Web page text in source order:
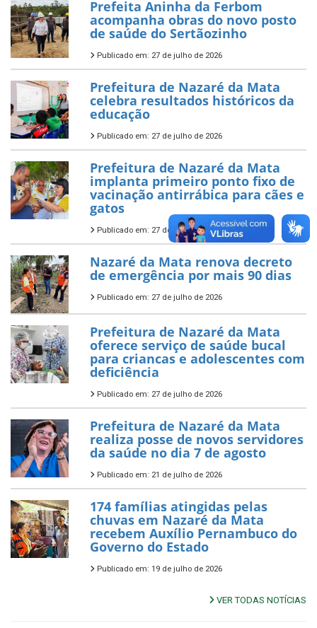
Prefeita Aninha da Ferbom
acompanha obras do novo posto
de saúde do Sertãozinho
Publicado em: 27 de julho de 2026
Prefeitura de Nazaré da Mata
celebra resultados históricos da
educação
Publicado em: 27 de julho de 2026
Prefeitura de Nazaré da Mata
implanta primeiro ponto fixo de
vacinação antirrábica para cães e
gatos
Publicado em: 27 de julho de 2026
Nazaré da Mata renova decreto
de emergência por mais 90 dias
Publicado em: 27 de julho de 2026
Prefeitura de Nazaré da Mata
oferece serviço de saúde bucal
para criancas e adolescentes com
deficiência
Publicado em: 27 de julho de 2026
Prefeitura de Nazaré da Mata
realiza posse de novos servidores
da saúde no dia 7 de agosto
Publicado em: 21 de julho de 2026
174 famílias atingidas pelas
chuvas em Nazaré da Mata
recebem Auxílio Pernambuco do
Governo do Estado
Publicado em: 19 de julho de 2026
VER TODAS NOTÍCIAS